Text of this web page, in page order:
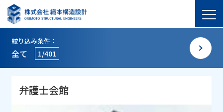
絞り込み条件：
全て 1/401
弁護士会館